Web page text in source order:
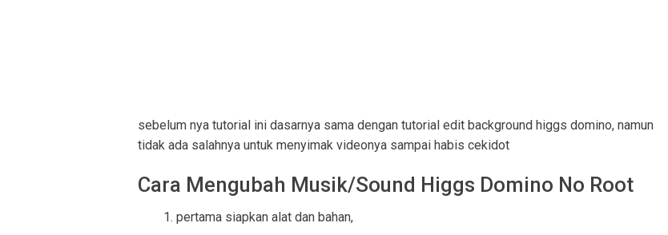
sebelum nya tutorial ini dasarnya sama dengan tutorial edit background higgs domino, namun
tidak ada salahnya untuk menyimak videonya sampai habis cekidot
Cara Mengubah Musik/Sound Higgs Domino No Root
pertama siapkan alat dan bahan,